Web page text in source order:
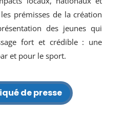
prémisses de la création
des jeunes qui
fort et crédible : une
et pour le sport.
de presse